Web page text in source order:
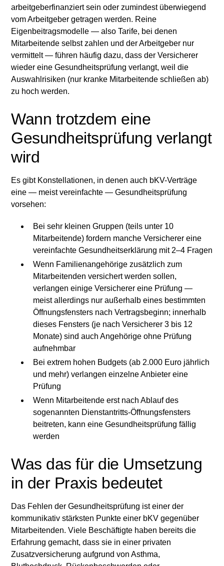
arbeitgeberfinanziert sein oder zumindest überwiegend
vom Arbeitgeber getragen werden. Reine
Eigenbeitragsmodelle — also Tarife, bei denen
Mitarbeitende selbst zahlen und der Arbeitgeber nur
vermittelt — führen häufig dazu, dass der Versicherer
wieder eine Gesundheitsprüfung verlangt, weil die
Auswahlrisiken (nur kranke Mitarbeitende schließen ab)
zu hoch werden.
Wann trotzdem eine
Gesundheitsprüfung verlangt
wird
Es gibt Konstellationen, in denen auch bKV-Verträge
eine — meist vereinfachte — Gesundheitsprüfung
vorsehen:
Bei sehr kleinen Gruppen (teils unter 10
Mitarbeitende) fordern manche Versicherer eine
vereinfachte Gesundheitserklärung mit 2–4 Fragen
Wenn Familienangehörige zusätzlich zum
Mitarbeitenden versichert werden sollen,
verlangen einige Versicherer eine Prüfung —
meist allerdings nur außerhalb eines bestimmten
Öffnungsfensters nach Vertragsbeginn; innerhalb
dieses Fensters (je nach Versicherer 3 bis 12
Monate) sind auch Angehörige ohne Prüfung
aufnehmbar
Bei extrem hohen Budgets (ab 2.000 Euro jährlich
und mehr) verlangen einzelne Anbieter eine
Prüfung
Wenn Mitarbeitende erst nach Ablauf des
sogenannten Dienstantritts-Öffnungsfensters
beitreten, kann eine Gesundheitsprüfung fällig
werden
Was das für die Umsetzung
in der Praxis bedeutet
Das Fehlen der Gesundheitsprüfung ist einer der
kommunikativ stärksten Punkte einer bKV gegenüber
Mitarbeitenden. Viele Beschäftigte haben bereits die
Erfahrung gemacht, dass sie in einer privaten
Zusatzversicherung aufgrund von Asthma,